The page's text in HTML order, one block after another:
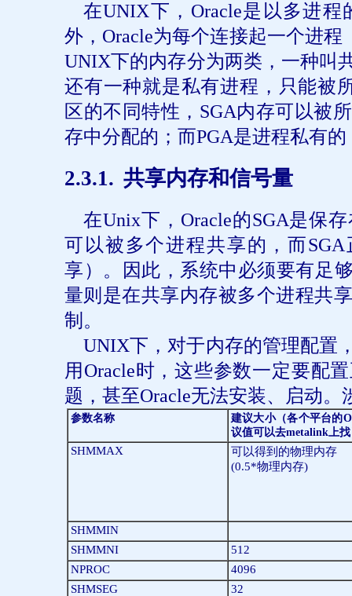
在UNIX下， Oracle是以多进程
外， Oracle为每个连接起一个进程
UNIX下的内存分为两类，一种叫
还有一种就是私有进程，只能被
区的不同特性， SGA内存可以被
存中分配的；而PGA是进程私有
2.3.1. 共享内存和信号量
在Unix下， Oracle的SGA是保
可以被多个进程共享的，而SGA
享）。因此，系统中必须要有足
量则是在共享内存被多个进程共
制。
UNIX下，对于内存的管理配置
用 Oracle时，这些参数一定要配
题，甚至Oracle无法安装、启动。
参数名称 建议大小（各个平台的
议值可以去metalink上
SHMMAX
可以得到的物理内存
(0.5*物理内存)
SHMMIN
SHMMNI
512
NPROC
4096
SHMSEG
32